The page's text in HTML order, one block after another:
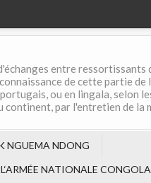
entre
de cette partie de
ou en lingala, selon
continent, par l'entretien de
NGUEMA NDONG
NATIONALE